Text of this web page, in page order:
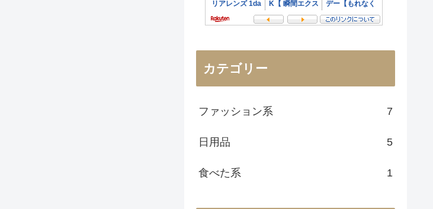
カテゴリー
ファッション系 7
日用品 5
食べた系 1